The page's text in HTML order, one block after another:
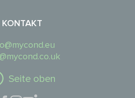
KONTAKT
Seite oben